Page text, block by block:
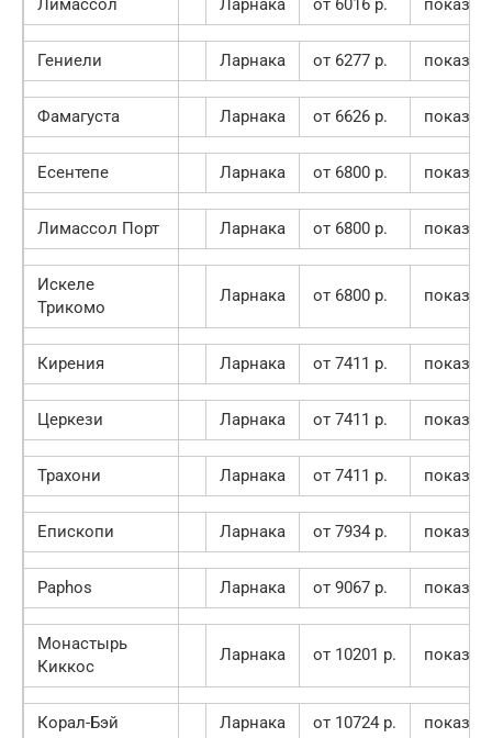
Гениели Ларнака от 6277 p.
Фамагуста Ларнака от 6626 p.
Есентепе Ларнака от 6800 p.
Лимассол Порт Ларнака от 6800 p.
Искеле
Трикомо
Ларнака от 6800 p.
Кирения Ларнака от 7411 p.
Церкези Ларнака от 7411 p.
Трахони Ларнака от 7411 p.
Епископи Ларнака от 7934 p.
Paphos Ларнака от 9067 p.
Монастырь
Киккос
Ларнака от 10201 p.
Корал-Бэй Ларнака от 10724 p.